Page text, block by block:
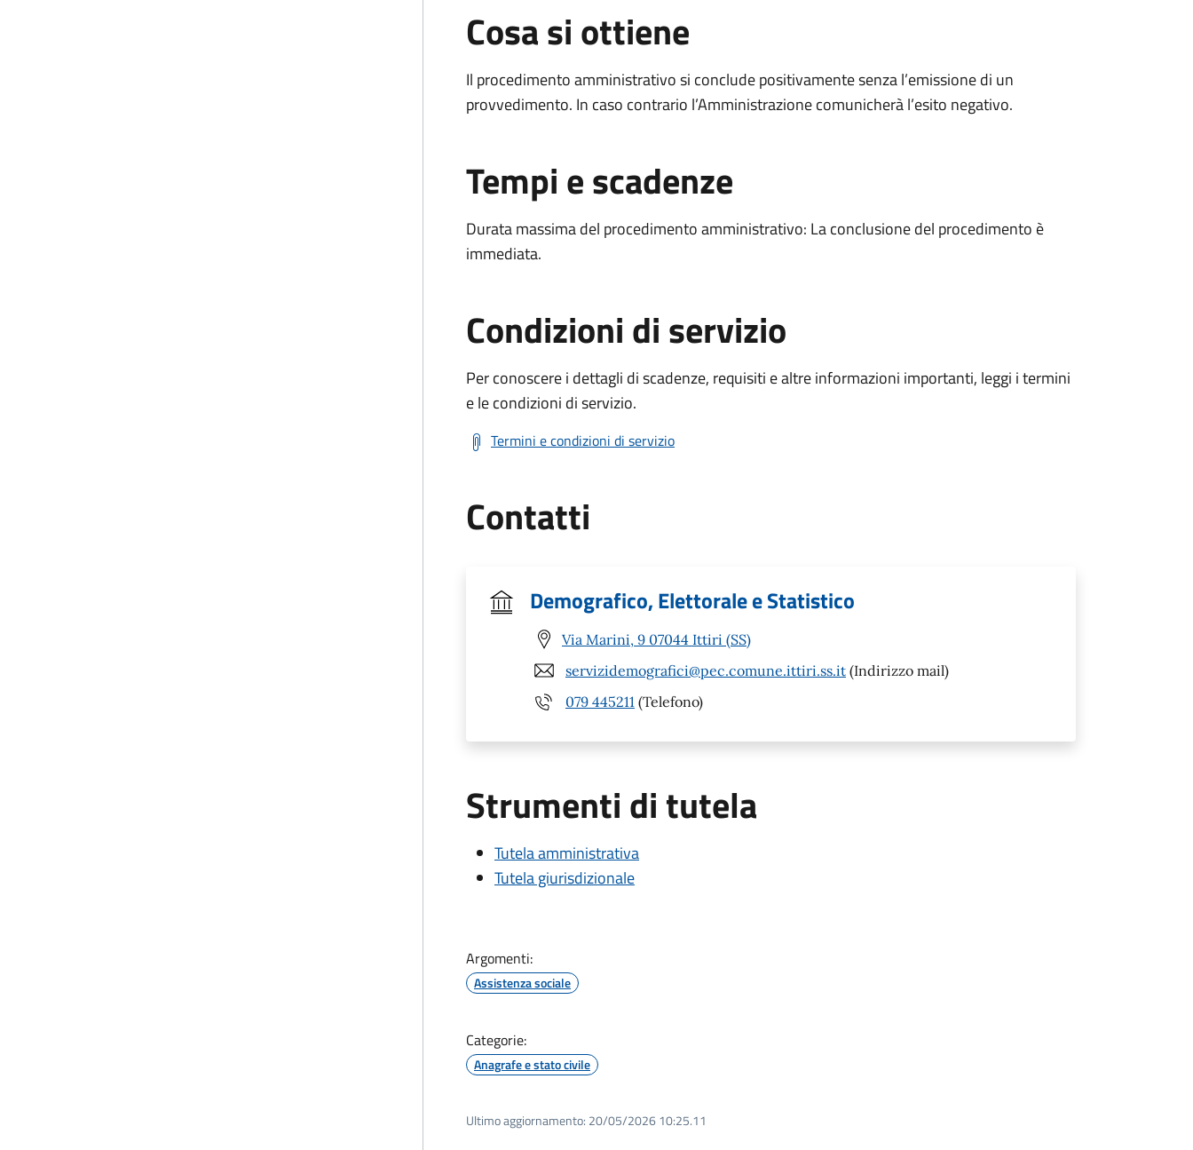
Cosa si ottiene
Il procedimento amministrativo si conclude positivamente senza l’emissione di un
provvedimento. In caso contrario l’Amministrazione comunicherà l’esito negativo.
Tempi e scadenze
Durata massima del procedimento amministrativo: La conclusione del procedimento è
immediata.
Condizioni di servizio
Per conoscere i dettagli di scadenze, requisiti e altre informazioni importanti, leggi i termini
e le condizioni di servizio.
Termini e condizioni di servizio
Contatti
Demografico, Elettorale e Statistico
Via Marini, 9 07044 Ittiri (SS)
servizidemografici@pec.comune.ittiri.ss.it (Indirizzo mail)
079 445211 (Telefono)
Strumenti di tutela
Tutela amministrativa
Tutela giurisdizionale
Argomenti:
Assistenza sociale
Categorie:
Anagrafe e stato civile
Ultimo aggiornamento: 20/05/2026 10:25.11